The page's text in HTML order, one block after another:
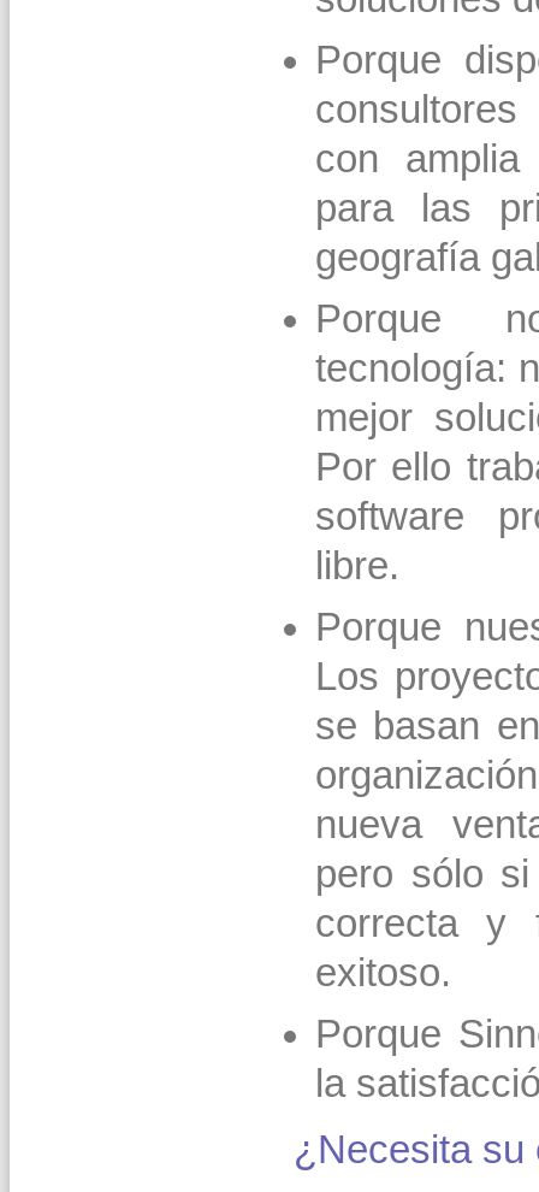
Porque
consultores
con amplia
para las
geografía
Porque
tecnología:
mejor
Por ello
software
libre.
Porque
Los
se basan
nueva
pero sólo
correcta y
exitoso.
Porque
la
¿Necesita su